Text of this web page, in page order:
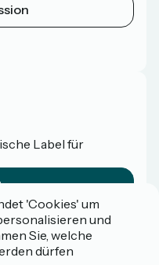
Label für
France
'Cookies' um
und
Sie, welche
dürfen